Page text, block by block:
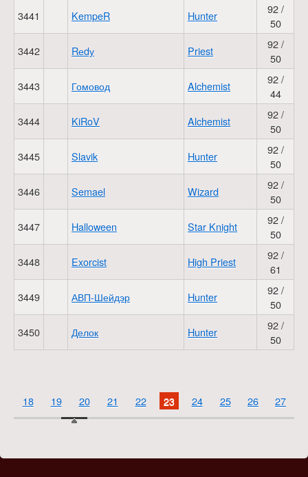
3441
KempeR Hunter
92 /
50
3442
Rеdу Priest
92 /
50
3443
Гомовод Alchemist
92 /
44
3444
KiRoV Alchemist
92 /
50
3445
Slavik Hunter
92 /
50
3446
Semael Wizard
92 /
50
3447
Halloween Star Knight
92 /
50
3448
Exorcist High Priest
92 /
61
3449
АВП-Шейдэр Hunter
92 /
50
3450
Делок Hunter
92 /
50
18 19 20 21 22 23 24 25 26 27